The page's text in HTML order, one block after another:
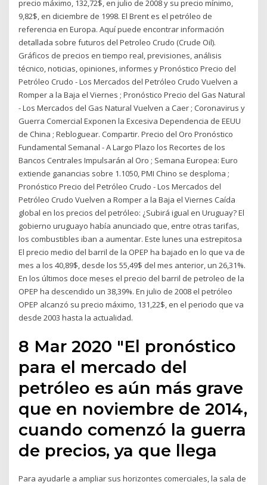
precio máximo, 132,72$, en julio de 2008 y su precio mínimo,
9,82$, en diciembre de 1998. El Brent es el petróleo de
referencia en Europa. Aquí puede encontrar información
detallada sobre futuros del Petroleo Crudo (Crude Oil).
Gráficos de precios en tiempo real, previsiones, análisis
técnico, noticias, opiniones, informes y Pronóstico Precio del
Petróleo Crudo - Los Mercados del Petróleo Crudo Vuelven a
Romper a la Baja el Viernes ; Pronóstico Precio del Gas Natural
- Los Mercados del Gas Natural Vuelven a Caer ; Coronavirus y
Guerra Comercial Exponen la Excesiva Dependencia de EEUU
de China ; Rebloguear. Compartir. Precio del Oro Pronóstico
Fundamental Semanal - A Largo Plazo los Recortes de los
Bancos Centrales Impulsarán al Oro ; Semana Europea: Euro
extiende ganancias sobre 1.1050, PMI Chino se desploma ;
Pronóstico Precio del Petróleo Crudo - Los Mercados del
Petróleo Crudo Vuelven a Romper a la Baja el Viernes Caída
global en los precios del petróleo: ¿Subirá igual en Uruguay? El
gobierno uruguayo había anunciado que, entre otras tarifas,
los combustibles iban a aumentar. Este lunes una estrepitosa
El precio medio del barril de la OPEP ha bajado en lo que va de
mes a los 40,89$, desde los 55,49$ del mes anterior, un 26,31%.
En los últimos doce meses el precio del barril de petroleo de la
OPEP ha descendido un 38,39%. En julio de 2008 el petróleo
OPEP alcanzó su precio máximo, 131,22$, en el periodo que va
desde 2003 hasta la actualidad.
8 Mar 2020 "El pronóstico
para el mercado del
petróleo es aún más grave
que en noviembre de 2014,
cuando comenzó la guerra
de precios, ya que llega
Para ayudarle a ampliar sus horizontes comerciales, la sala de